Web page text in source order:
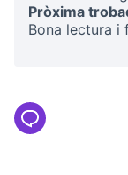
Pròxima
Bona lectura i